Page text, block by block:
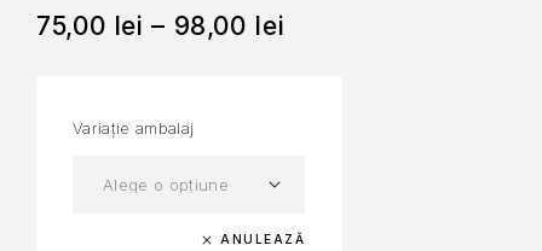
75,00 lei – 98,00 lei
Variație ambalaj
ANULEAZĂ